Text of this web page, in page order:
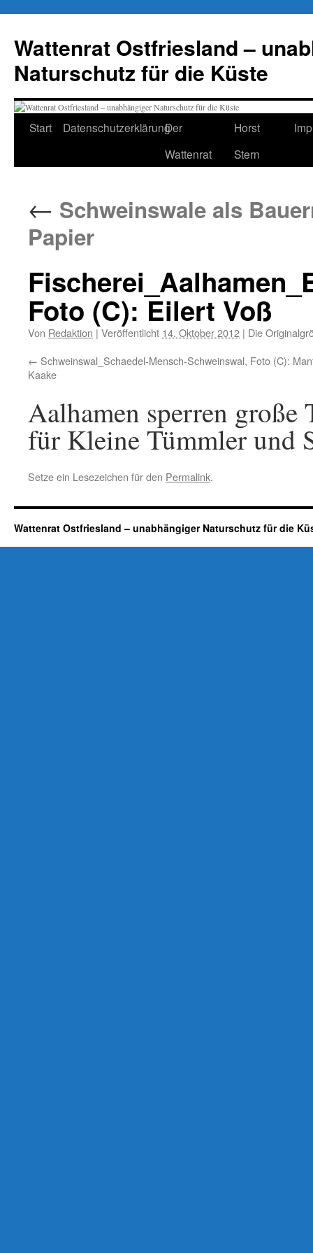
springen
Wattenrat Ostfriesland –
Naturschutz für die Küste
Start DatenschutzerklärungDer
Wattenrat
Horst
Stern
← Schweinswale als
Papier
Foto (C): Eilert Voß
Von Redaktion | Veröffentlicht 14. Oktober 2012 | Die
Schweinswal_Schaedel-Mensch-Schweinswal, Foto (C):
Kaake
Aalhamen sperren große
für Kleine Tümmler und
Setze ein Lesezeichen für den Permalink.
Wattenrat Ostfriesland – unabhängiger Naturschutz für die